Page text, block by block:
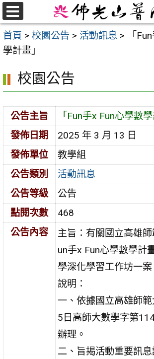
跳
至
主
要
首頁 > 校園公告 > 活動訊息 >
「
學計畫」
校園公告
公告主旨
「Fun手x Fun心學數學
發佈日期
2025 年 3 月 13 日
發佈單位
教學組
公告類別
活動訊息
公告等級
公告
點閱次數
468
公告內容
主旨：有關國立高雄
un手x Fun心學數學計
學深化學習工作坊一案
說明：
一、依據國立高雄師
5日高師大數學字第
辦理。
二、旨揭活動重要訊
選
單